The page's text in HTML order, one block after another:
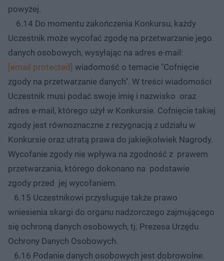
powyżej.
6.14 Do momentu zakończenia Konkursu, każdy
Uczestnik może wycofać zgodę na przetwarzanie jego
danych osobowych, wysyłając na adres e-mail:
[email protected] wiadomość o temacie "Cofnięcie
zgody na przetwarzanie danych". W treści wiadomości
Uczestnik musi podać swoje imię i nazwisko oraz
adres e-mail, którego użył w Konkursie. Cofnięcie takiej
zgody jest równoznaczne z rezygnacją z udziału w
Konkursie oraz utratą prawa do jakiejkolwiek Nagrody.
Wycofanie zgody nie wpływa na zgodność z prawem
przetwarzania, którego dokonano na podstawie
zgody przed jej wycofaniem.
6.15 Uczestnikowi przysługuje także prawo
wniesienia skargi do organu nadzorczego zajmującego
się ochroną danych osobowych, tj. Prezesa Urzędu
Ochrony Danych Osobowych.
6.16 Podanie danych osobowych jest dobrowolne.